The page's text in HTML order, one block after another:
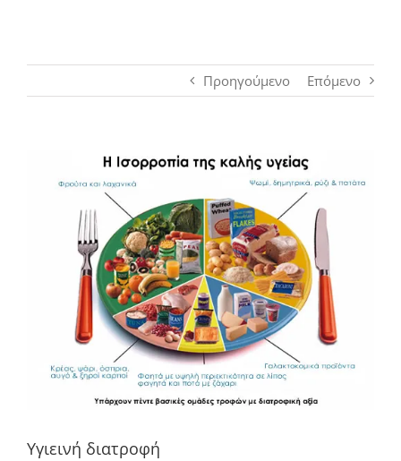
Προηγούμενο Επόμενο
μεγαλύτερης
Υγιεινή διατροφή